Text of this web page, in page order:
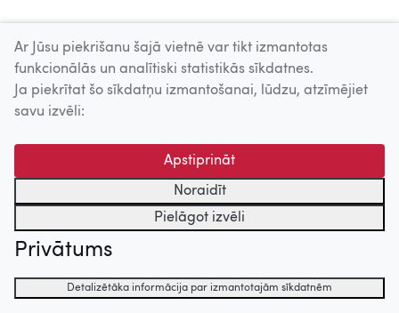
Ar Jūsu piekrišanu šajā vietnē var tikt izmantotas
funkcionālās un analītiski statistikās sīkdatnes.
Ja piekrītat šo sīkdatņu izmantošanai, lūdzu, atzīmējiet
savu izvēli:
Apstiprināt
Noraidīt
Pielāgot izvēli
Privātums
Detalizētāka informācija par izmantotajām sīkdatnēm